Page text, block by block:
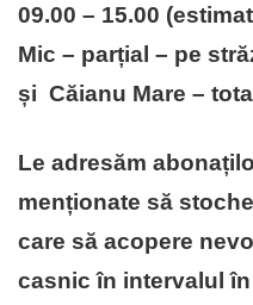
09.00 – 15.00
Mic – parțial – pe
și Căianu Mare – total
Le adresăm
menționate să
care să acopere
casnic în intervalul